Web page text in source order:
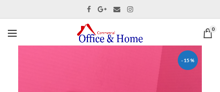
0
-15%